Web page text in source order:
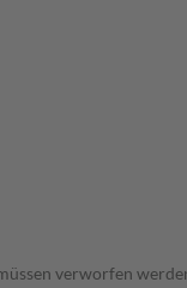
verworfen